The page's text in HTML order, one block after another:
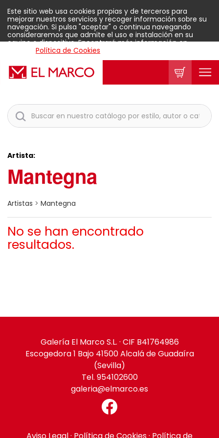
Este sitio web usa cookies propias y de terceros para
mejorar nuestros servicios y recoger información sobre su
navegación. Si pulsa "aceptar" o continua navegando
consideraremos que admite el uso e instalación en su
equipo o dispositivo. Encontrará más información en
Política de Cookies
Aceptar
Artista:
Mantegna
Artistas > Mantegna
No se han encontrado
resultados.
Galería El Marco S.L. · CIF B41764986
Escogedora 1 Bajo 41500 Alcalá de Guadaíra
(Sevilla)
Tel. 954102600
galeria@elmarco.es